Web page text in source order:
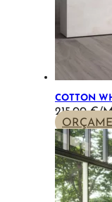
COTTON
215,00€